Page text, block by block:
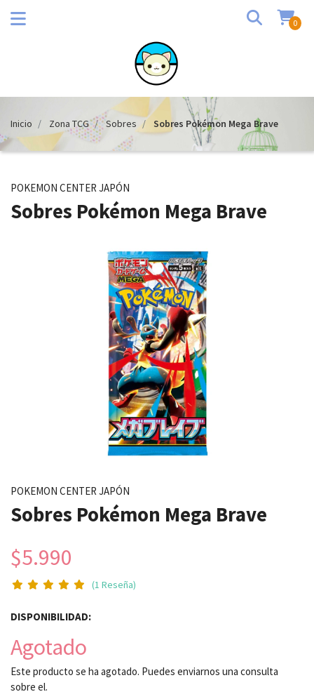
0
Inicio Zona TCG Sobres Sobres Pokémon Mega Brave
POKEMON CENTER JAPÓN
Sobres Pokémon Mega Brave
POKEMON CENTER JAPÓN
Sobres Pokémon Mega Brave
$5.990
(1 Reseña)
DISPONIBILIDAD:
Agotado
Este producto se ha agotado. Puedes enviarnos una consulta
sobre el.